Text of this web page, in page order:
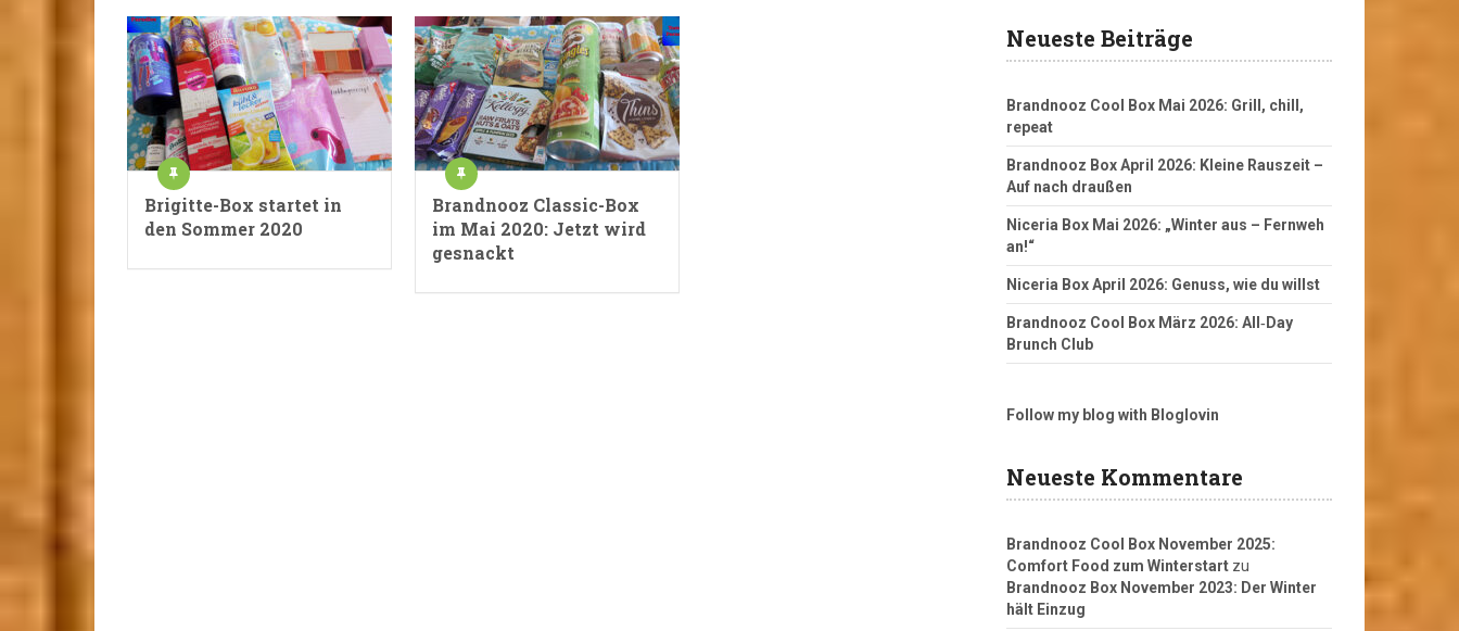
Brigitte-Box startet in
den Sommer 2020
Brandnooz Classic-Box
im Mai 2020: Jetzt wird
gesnackt
Neueste Beiträge
Brandnooz Cool Box Mai 2026: Grill, chill,
repeat
Brandnooz Box April 2026: Kleine Rauszeit –
Auf nach draußen
Niceria Box Mai 2026: „Winter aus – Fernweh
an!“
Niceria Box April 2026: Genuss, wie du willst
Brandnooz Cool Box März 2026: All‑Day
Brunch Club
Follow my blog with Bloglovin
Neueste Kommentare
Brandnooz Cool Box November 2025:
Comfort Food zum Winterstart zu
Brandnooz Box November 2023: Der Winter
hält Einzug